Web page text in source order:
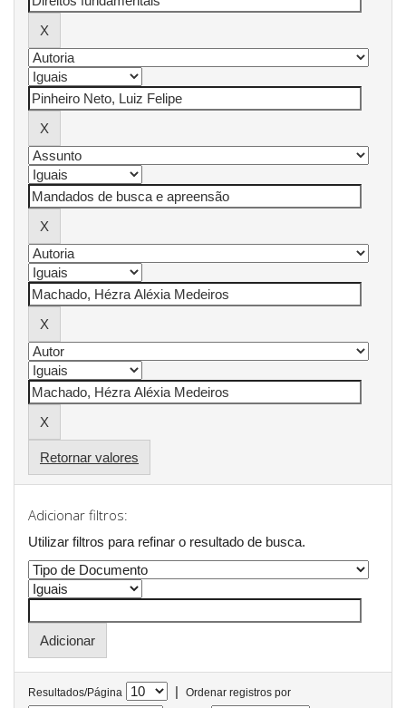
Retornar valores
Adicionar filtros:
Utilizar filtros para refinar o resultado de busca.
Resultados/Página |
Ordenar registros por